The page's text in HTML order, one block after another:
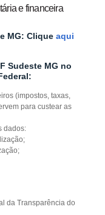
e financeira
MG: Clique aqui
Sudeste MG no
(impostos, taxas,
para custear as
dados:
da Transparência do